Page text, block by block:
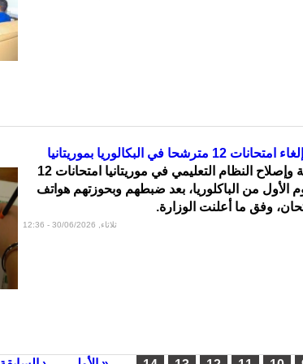
في البكالوريا بموريتانيا
ألغت وزارة التربية وإصلاح النظام التعليمي في موريتانيا امتحانات 12
الأول من الباكلوريا، بعد ضبطهم وبحوزتهم هواتف
وفق ما أعلنت الوزارة.
ثلاثاء, 30/06/2026 - 12:36